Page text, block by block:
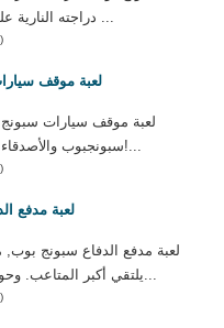
(مرات اللعب: 2 492)
لعبة موقف
سبونجبوب والأصدقاء لحديقة قواربهم!...
(مرات اللعب: 2 622)
لعبة مدفع
لعبة مدفع الدفاع سبونج
(مرات اللعب: 2 627)